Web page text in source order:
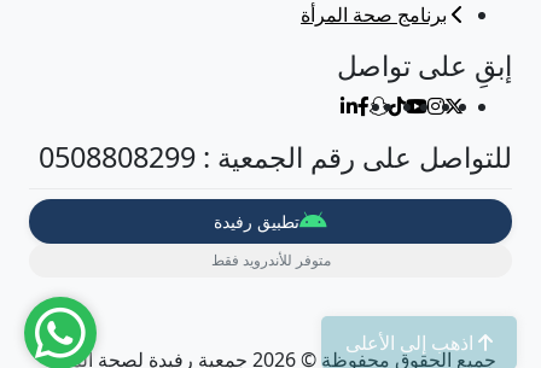
اذهب إلى الأعلى
برنامج صحة المرأة
إبقِ على تواصل
للتواصل على رقم الجمعية : 0508808299
تطبيق رفيدة
متوفر للأندرويد فقط
جميع الحقوق محفوظة © 2026 جمعية رفيدة لصحة المرأة